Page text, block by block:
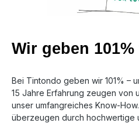
Wir geben
Bei Tintondo geben wir 101% –
15 Jahre Erfahrung zeugen von
unser umfangreiches Know-
überzeugen durch hochwertige